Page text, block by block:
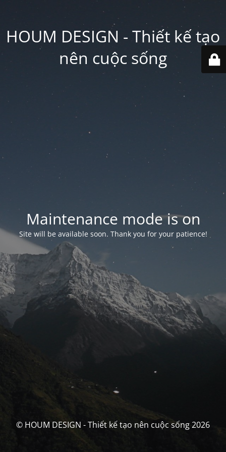
HOUM DESIGN - Thiết kế tạo
nên cuộc sống
Maintenance mode is on
Site will be available soon. Thank you for your patience!
© HOUM DESIGN - Thiết kế tạo nên cuộc sống 2026